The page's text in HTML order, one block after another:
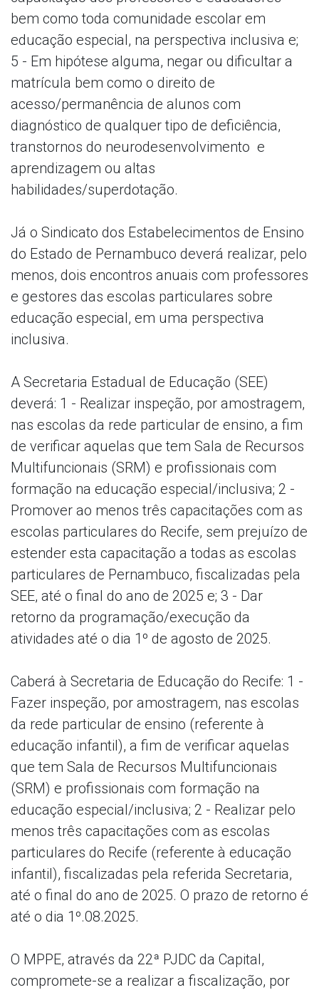
bem como toda comunidade escolar em
educação especial, na perspectiva inclusiva e;
5 - Em hipótese alguma, negar ou dificultar a
matrícula bem como o direito de
acesso/permanência de alunos com
diagnóstico de qualquer tipo de deficiência,
transtornos do neurodesenvolvimento e
aprendizagem ou altas
habilidades/superdotação.
Já o Sindicato dos Estabelecimentos de Ensino
do Estado de Pernambuco deverá realizar, pelo
menos, dois encontros anuais com professores
e gestores das escolas particulares sobre
educação especial, em uma perspectiva
inclusiva.
A Secretaria Estadual de Educação (SEE)
deverá: 1 - Realizar inspeção, por amostragem,
nas escolas da rede particular de ensino, a fim
de verificar aquelas que tem Sala de Recursos
Multifuncionais (SRM) e profissionais com
formação na educação especial/inclusiva; 2 -
Promover ao menos três capacitações com as
escolas particulares do Recife, sem prejuízo de
estender esta capacitação a todas as escolas
particulares de Pernambuco, fiscalizadas pela
SEE, até o final do ano de 2025 e; 3 - Dar
retorno da programação/execução da
atividades até o dia 1º de agosto de 2025.
Caberá à Secretaria de Educação do Recife: 1 -
Fazer inspeção, por amostragem, nas escolas
da rede particular de ensino (referente à
educação infantil), a fim de verificar aquelas
que tem Sala de Recursos Multifuncionais
(SRM) e profissionais com formação na
educação especial/inclusiva; 2 - Realizar pelo
menos três capacitações com as escolas
particulares do Recife (referente à educação
infantil), fiscalizadas pela referida Secretaria,
até o final do ano de 2025. O prazo de retorno é
até o dia 1º.08.2025.
O MPPE, através da 22ª PJDC da Capital,
compromete-se a realizar a fiscalização, por